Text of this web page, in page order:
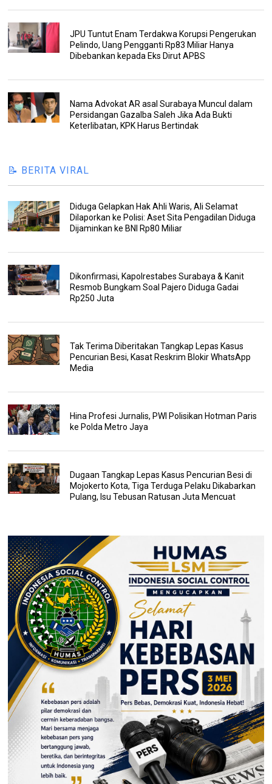
JPU Tuntut Enam Terdakwa Korupsi Pengerukan
Pelindo, Uang Pengganti Rp83 Miliar Hanya
Dibebankan kepada Eks Dirut APBS
Nama Advokat AR asal Surabaya Muncul dalam
Persidangan Gazalba Saleh Jika Ada Bukti
Keterlibatan, KPK Harus Bertindak
📝 BERITA VIRAL
Diduga Gelapkan Hak Ahli Waris, Ali Selamat
Dilaporkan ke Polisi: Aset Sita Pengadilan Diduga
Dijaminkan ke BNI Rp80 Miliar
Dikonfirmasi, Kapolrestabes Surabaya & Kanit
Resmob Bungkam Soal Pajero Diduga Gadai
Rp250 Juta
Tak Terima Diberitakan Tangkap Lepas Kasus
Pencurian Besi, Kasat Reskrim Blokir WhatsApp
Media
Hina Profesi Jurnalis, PWI Polisikan Hotman Paris
ke Polda Metro Jaya
Dugaan Tangkap Lepas Kasus Pencurian Besi di
Mojokerto Kota, Tiga Terduga Pelaku Dikabarkan
Pulang, Isu Tebusan Ratusan Juta Mencuat